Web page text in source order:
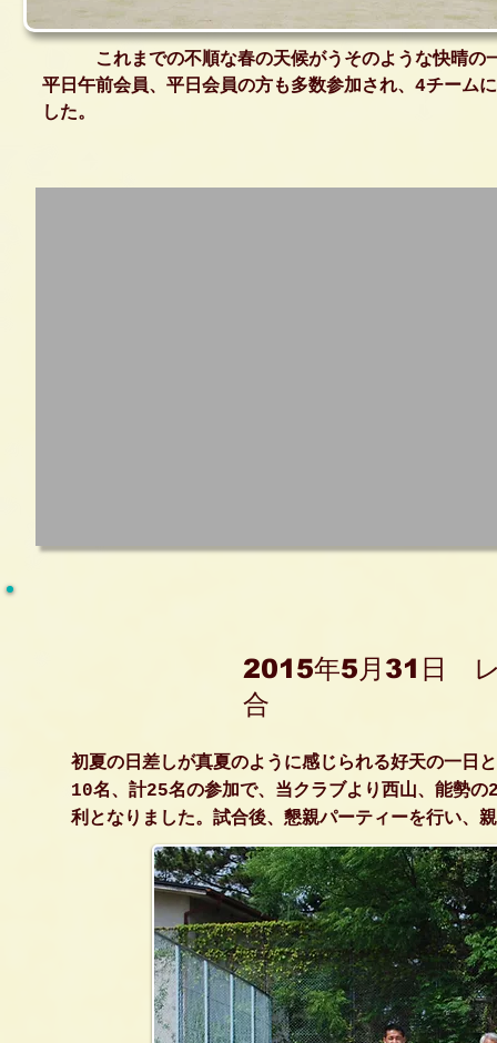
これまでの不順な春の天候がうそのような快晴の
平日午前会員、平日会員の方も多数参加され、4チーム
した。
2015年5月 31 日 レ
合
初夏の日差しが真夏のように感じられる好天の一日
10名、計25名の参加で、当クラブより西山、能勢
利となりました。試合後、懇親パーティーを行い、